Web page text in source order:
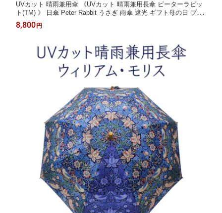
UVカット 晴雨兼用傘 《UVカット 晴雨兼用長傘 ピーターラビッ
ト(TM) 》 日傘 Peter Rabbit うさぎ 雨傘 遮光 ギフト母の日 プレ
ゼント おしゃれ 青 ディアカーズ
8,800 円